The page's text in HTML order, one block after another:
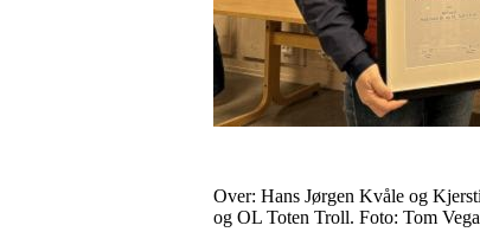
Over: Hans Jørgen Kvåle og
og OL Toten Troll. Foto: Tom